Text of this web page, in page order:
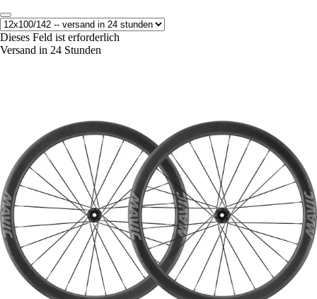
Dieses Feld ist erforderlich
Versand in 24 Stunden